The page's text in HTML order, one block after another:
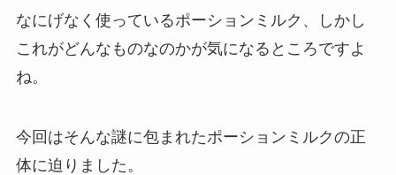
なにげなく使っているポーションミルク、しかし
これがどんなものなのかが気になるところですよ
ね。
今回はそんな謎に包まれたポーションミルクの正
体に迫りました。